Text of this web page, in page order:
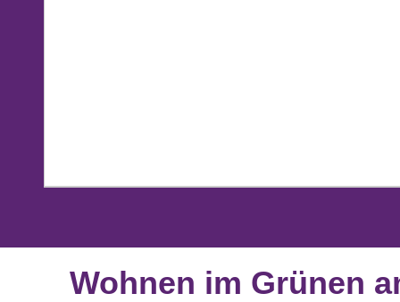
Wohnen im Grünen